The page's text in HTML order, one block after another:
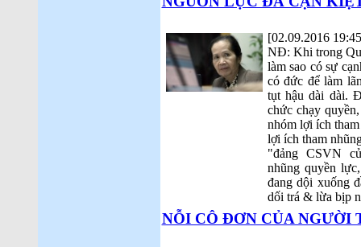
[02.09.2016
NĐ: Khi trong
làm sao có sự
có đức để làm
tụt hậu dài dài.
chức chạy
nhóm lợi ích
lợi ích tham
"đảng CSVN
nhũng quyền
đang dội xuống
dối trá & lừa bịp
NỖI CÔ ĐƠN CỦA NGƯỜI